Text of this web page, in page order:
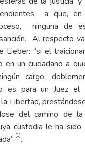
a que,
ninguna de
Al respecto
Lieber: “si el
en un ciudadano a
cargo,
es para un Juez el
Libertad,
del camino de
custodia le ha sido
[1].